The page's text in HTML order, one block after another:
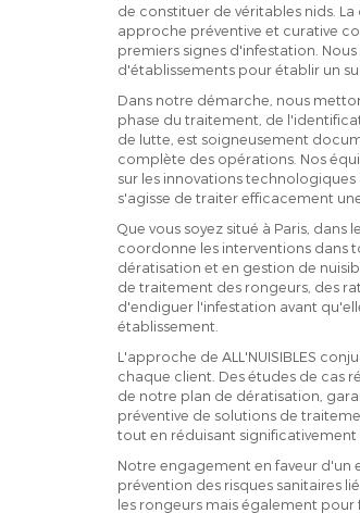
de constituer de véritables nids.
approche préventive et curative
premiers signes d'infestation.
d'établissements pour établir un
Dans notre démarche, nous
phase du traitement, de
de lutte, est soigneusement
complète des opérations. Nos
sur les innovations
s'agisse de traiter efficacement
Que vous soyez situé à Paris,
coordonne les interventions dans
dératisation et en gestion de
de traitement des rongeurs, des
d'endiguer l'infestation avant
établissement.
L'approche de ALL'NUISIBLES
chaque client. Des études de cas
de notre plan de dératisation,
préventive de solutions de
tout en réduisant
Notre engagement en faveur d'un
prévention des risques sanitaires
les rongeurs mais également